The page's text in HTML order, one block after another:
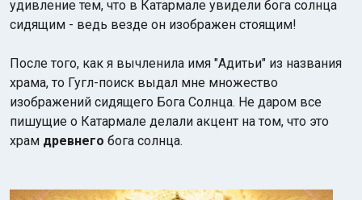
удивление тем, что в Катармале увидели бога солнца
сидящим - ведь везде он изображен стоящим!
После того, как я вычленила имя "Адитьи" из названия
храма, то Гугл-поиск выдал мне множество
изображений сидящего Бога Солнца. Не даром все
пишущие о Катармале делали акцент на том, что это
храм древнего бога солнца.